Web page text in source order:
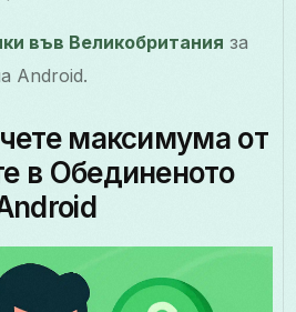
във Великобритания за
Android.
максимума от
в Обединеното